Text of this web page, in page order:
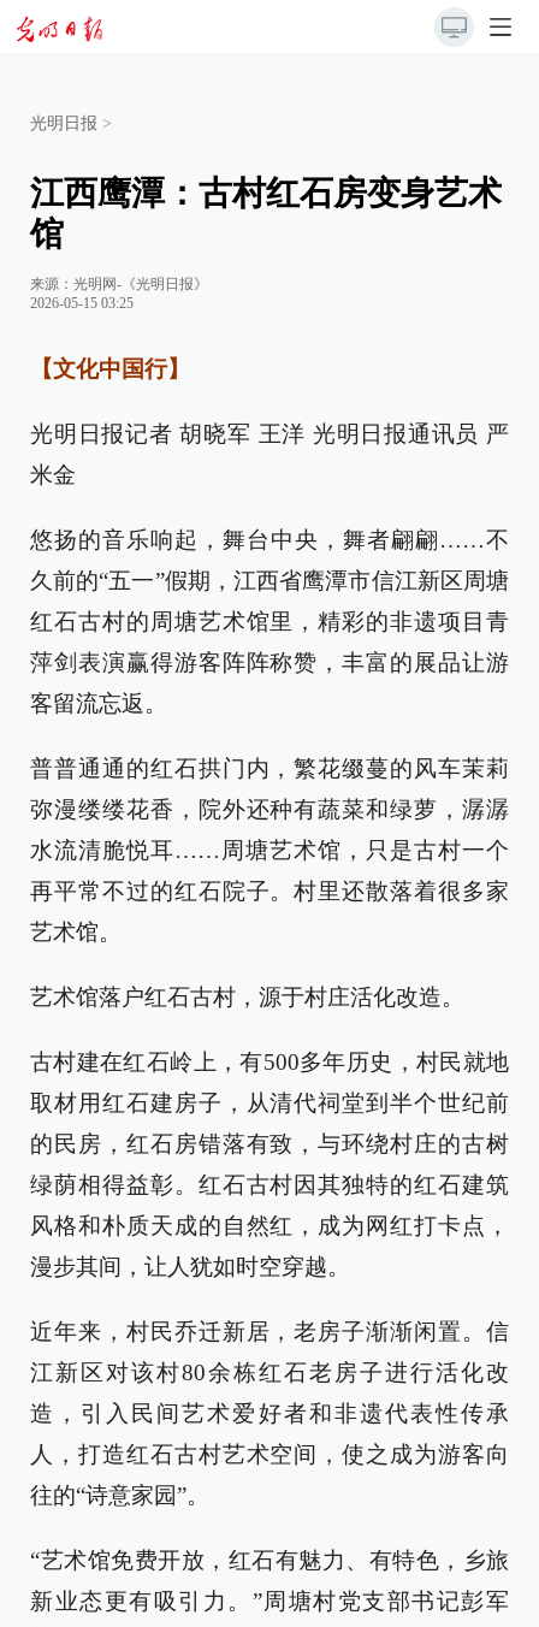
光明日报 >
江西鹰潭：古村红石房变身艺术
馆
来源： 光明网-《光明日报》
2026-05-15 03:25
【文化中国行】
光明日报记者 胡晓军 王洋 光明日报通讯员 严
米金
悠扬的音乐响起，舞台中央，舞者翩翩……不
久前的“五一”假期，江西省鹰潭市信江新区周塘
红石古村的周塘艺术馆里，精彩的非遗项目青
萍剑表演赢得游客阵阵称赞，丰富的展品让游
客留流忘返。
普普通通的红石拱门内，繁花缀蔓的风车茉莉
弥漫缕缕花香，院外还种有蔬菜和绿萝，潺潺
水流清脆悦耳……周塘艺术馆，只是古村一个
再平常不过的红石院子。村里还散落着很多家
艺术馆。
艺术馆落户红石古村，源于村庄活化改造。
古村建在红石岭上，有500多年历史，村民就地
取材用红石建房子，从清代祠堂到半个世纪前
的民房，红石房错落有致，与环绕村庄的古树
绿荫相得益彰。红石古村因其独特的红石建筑
风格和朴质天成的自然红，成为网红打卡点，
漫步其间，让人犹如时空穿越。
近年来，村民乔迁新居，老房子渐渐闲置。信
江新区对该村80余栋红石老房子进行活化改
造，引入民间艺术爱好者和非遗代表性传承
人，打造红石古村艺术空间，使之成为游客向
往的“诗意家园”。
“艺术馆免费开放，红石有魅力、有特色，乡旅
新业态更有吸引力。”周塘村党支部书记彭军